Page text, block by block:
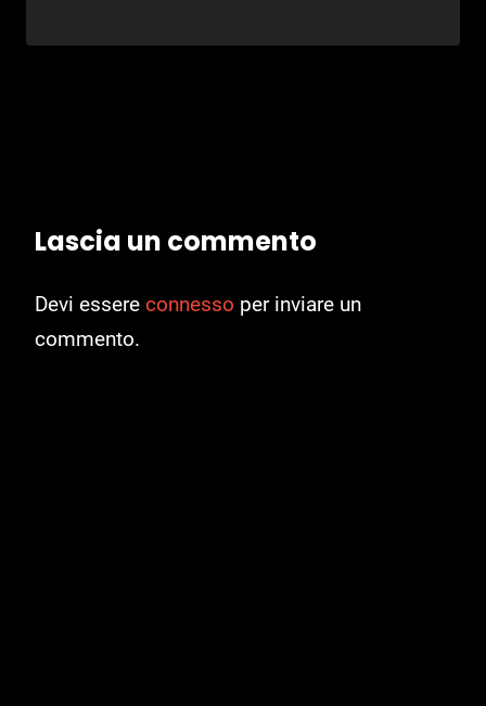
Lascia un commento
Devi essere connesso per inviare un
commento.